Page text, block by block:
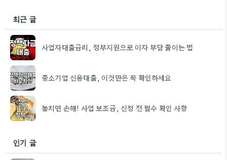
최근 글
사업자대출금리, 정부지원으로 이자 부담 줄이는 법
중소기업 신용대출, 이것만은 꼭 확인하세요
놓치면 손해! 사업 보조금, 신청 전 필수 확인 사항
인기 글